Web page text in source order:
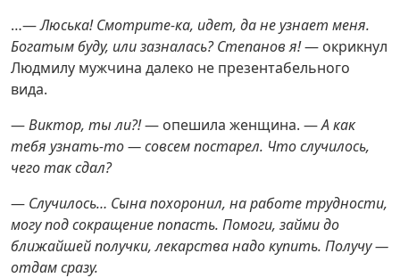
…—Люська! Смотрите-ка, идет, да не узнает меня.
Богатым буду, или зазналась? Степанов я!— окрикнул
Людмилу мужчина далеко не презентабельного
вида.
—Виктор, ты ли?!— опешила женщина. —А как
тебя узнать-то — совсем постарел. Что случилось,
чего так сдал?
— Случилось… Сына похоронил, на работе трудности,
могу под сокращение попасть. Помоги, займи до
ближайшей получки, лекарства надо купить. Получу —
отдам сразу.